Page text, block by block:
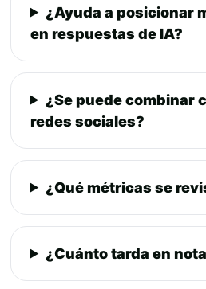
¿Ayuda a posicionar
en respuestas de IA?
¿Se puede combinar
redes sociales?
¿Qué métricas se
¿Cuánto tarda en